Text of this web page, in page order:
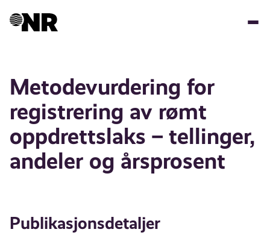
Metodevurdering for
registrering av rømt
oppdrettslaks – tellinger,
andeler og årsprosent
Publikasjonsdetaljer